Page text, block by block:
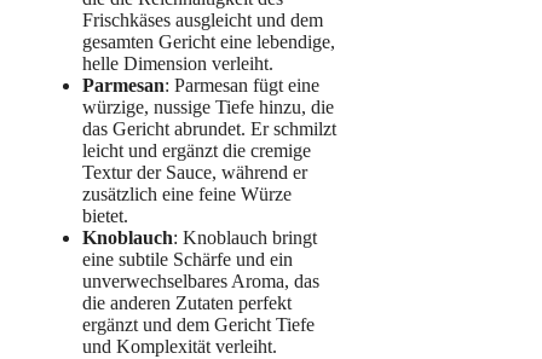
Frischkäses ausgleicht und dem
gesamten Gericht eine lebendige,
helle Dimension verleiht.
Parmesan: Parmesan fügt eine
würzige, nussige Tiefe hinzu, die
das Gericht abrundet. Er schmilzt
leicht und ergänzt die cremige
Textur der Sauce, während er
zusätzlich eine feine Würze
bietet.
Knoblauch: Knoblauch bringt
eine subtile Schärfe und ein
unverwechselbares Aroma, das
die anderen Zutaten perfekt
ergänzt und dem Gericht Tiefe
und Komplexität verleiht.